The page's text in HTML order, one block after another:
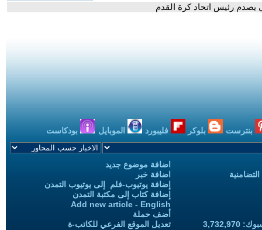
يصدم رئيس اتحاد كرة القدم
بنترست بلوكر فليبورد الموبايل بودكاست
اضافة موضوع جديد
اضافة خبر
إضافة يوتيوب-فلم إلى يوتيوب التمدن
إضافة كتاب إلى مكتبة التمدن
Add new article - English
أضف حملة
تعديل الموقع الفرعي للكاتب-ة